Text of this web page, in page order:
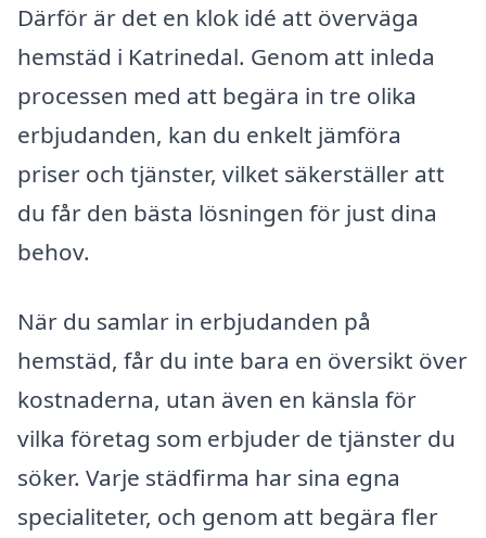
Därför är det en klok idé att överväga
hemstäd i Katrinedal. Genom att inleda
processen med att begära in tre olika
erbjudanden, kan du enkelt jämföra
priser och tjänster, vilket säkerställer att
du får den bästa lösningen för just dina
behov.
När du samlar in erbjudanden på
hemstäd, får du inte bara en översikt över
kostnaderna, utan även en känsla för
vilka företag som erbjuder de tjänster du
söker. Varje städfirma har sina egna
specialiteter, och genom att begära fler